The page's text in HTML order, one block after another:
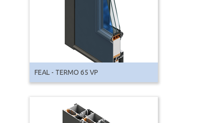
FEAL - TERMO 65 VP